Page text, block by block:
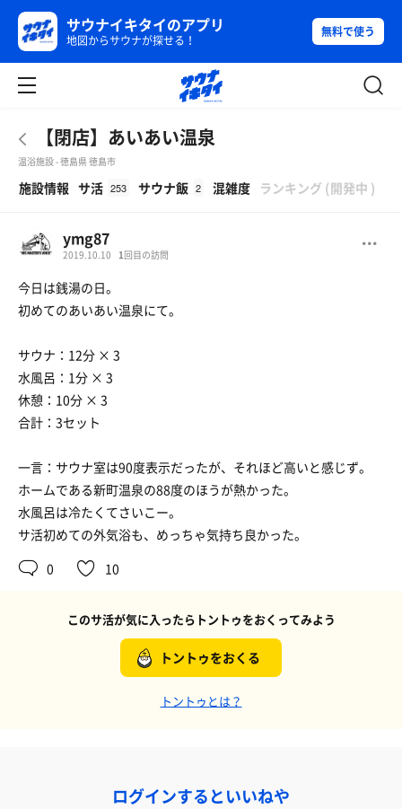
サウナイキタイのアプリ
地図からサウナが探せる！
無料で使う
【閉店】あいあい温泉
温浴施設 - 徳島県 徳島市
施設情報 サ活 253 サウナ飯 2 混雑度 ランキング (開発中 )
ymg87
2019.10.10 1 回目の訪問
今日は銭湯の日。
初めてのあいあい温泉にて。
サウナ：12分 × 3
水風呂：1分 × 3
休憩：10分 × 3
合計：3セット
一言：サウナ室は90度表示だったが、それほど高いと感じず。
ホームである新町温泉の88度のほうが熱かった。
水風呂は冷たくてさいこー。
サ活初めての外気浴も、めっちゃ気持ち良かった。
0
10
このサ活が気に入ったらトントゥをおくってみよう
トントゥをおくる
トントゥとは？
ログインするといいねや